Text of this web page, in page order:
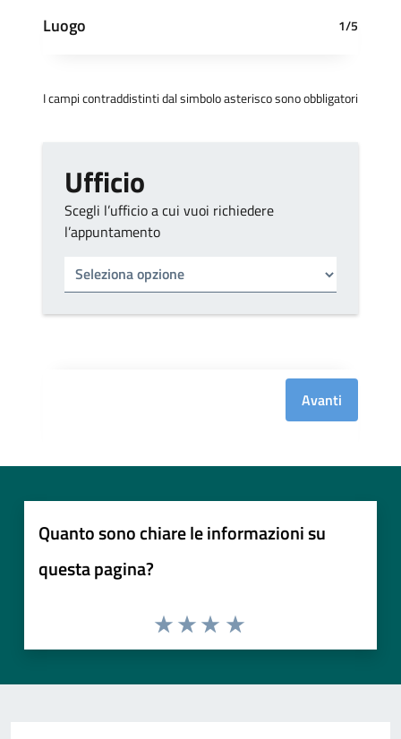
Luogo 1/5
I campi contraddistinti dal simbolo asterisco sono obbligatori
Ufficio
Scegli l’ufficio a cui vuoi richiedere
l’appuntamento
Tipo di ufficio
Avanti
Quanto sono chiare le informazioni su
questa pagina?